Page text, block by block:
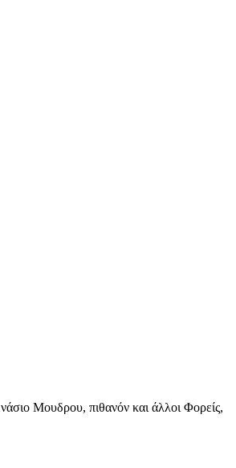
Μουδρου, πιθανόν και άλλοι Φορείς,